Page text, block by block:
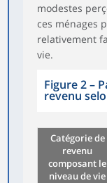
modestes
ces ménages
relativement
vie.
Figure 2 –
revenu
Catégorie de
revenu
composant le
niveau de vie